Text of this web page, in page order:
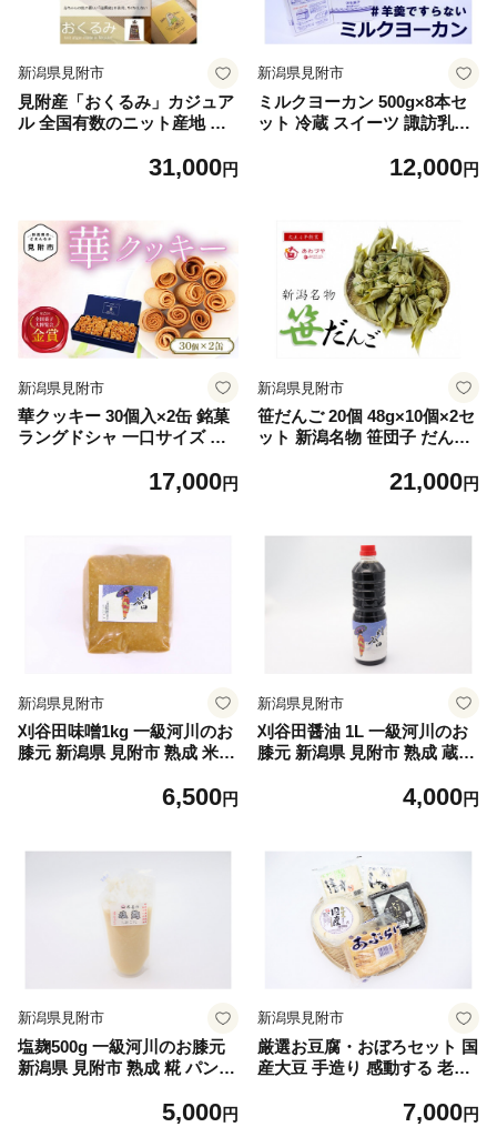
新潟県見附市
見附産「おくるみ」カジュア
ル 全国有数のニット産地 自
県 見附市 上質 チクチクしな
31,000円
新潟県見附市
ミルクヨーカン 500g×8本セ
ット 冷蔵 スイーツ 諏訪乳業
た】 #もはや羊羹ですらない
12,000円
新潟県見附市
華クッキー 30個入×2缶 銘菓
ラングドシャ 一口サイズ ギ
子 スイーツ バター味 ドルチ
17,000円
新潟県見附市
笹だんご 20個 48g×10個×2セ
ット 新潟名物 笹団子 だんご
21,000円
新潟県見附市
刈谷田味噌1kg 一級河川のお
膝元 新潟県 見附市 熟成 米味
6,500円
新潟県見附市
刈谷田醤油 1L 一級河川のお
膝元 新潟県 見附市 熟成 蔵出
4,000円
新潟県見附市
塩麹500g 一級河川のお膝元
新潟県 見附市 熟成 糀 パン作
5,000円
新潟県見附市
厳選お豆腐・おぼろセット 国
産大豆 手造り 感動する 老舗
7,000円